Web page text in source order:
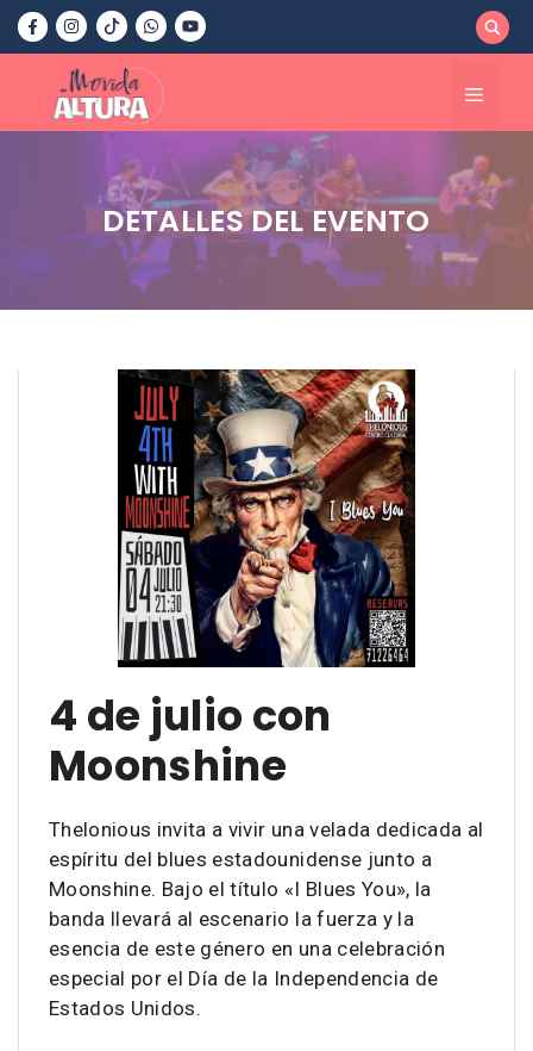
Saltar
contenido
Menú
DETALLES DEL EVENTO
4 de julio con
Moonshine
Thelonious invita a vivir una velada dedicada al
espíritu del blues estadounidense junto a
Moonshine. Bajo el título «I Blues You», la
banda llevará al escenario la fuerza y la
esencia de este género en una celebración
especial por el Día de la Independencia de
Estados Unidos.